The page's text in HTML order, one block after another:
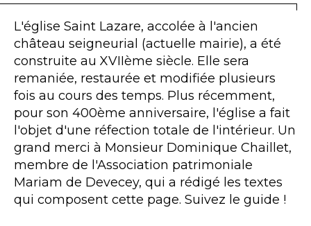
L'église Saint Lazare, accolée à l'ancien
château seigneurial (actuelle mairie), a été
construite au XVIIème siècle. Elle sera
remaniée, restaurée et modifiée plusieurs
fois au cours des temps. Plus récemment,
pour son 400ème anniversaire, l'église a fait
l'objet d'une réfection totale de l'intérieur. Un
grand merci à Monsieur Dominique Chaillet,
membre de l'Association patrimoniale
Mariam de Devecey, qui a rédigé les textes
qui composent cette page. Suivez le guide !